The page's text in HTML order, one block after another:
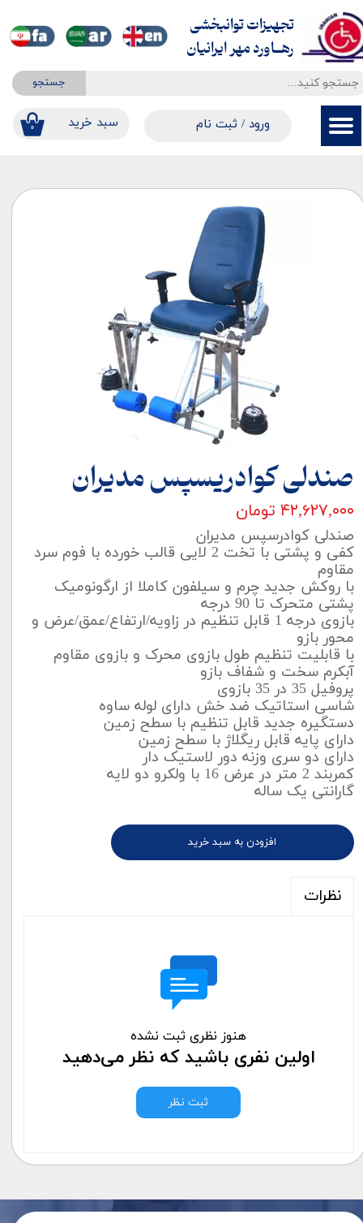
جستجو
۰ ​​سبد خرید ورود / ثبت نام
حساب کاربری من
سفارشات
خروج از حساب کاربری
تجهیزات توانبخشی
​​​​​​​رهــاورد مهر ایرانیان
صندلی کوادریسپس مدیران
۴۲,۶۲۷,۰۰۰ تومان
صندلی کوادرسپس مدیران
کفی و پشتی با تخت 2 لایی قالب خورده با فوم سرد
مقاوم
با روکش جدید چرم و سیلفون کاملا از ارگونومیک
پشتی متحرک تا 90 درجه
بازوی درجه 1 قابل تنظیم در زاویه/ارتفاع/عمق/عرض و
محور بازو
با قابلیت تنظیم طول بازوی محرک و بازوی مقاوم
آبکرم سخت و شفاف بازو
پروفیل 35 در 35 بازوی
شاسی استاتیک ضد خش دارای لوله ساوه
دستگیره جدید قابل تنظیم با سطح زمین
دارای پایه قابل ریگلاژ با سطح زمین
دارای دو سری وزنه دور لاستیک دار
کمربند 2 متر در عرض 16 با ولکرو دو لایه
گارانتی یک ساله
افزودن به سبد خرید
نظرات
هنوز نظری ثبت نشده
اولین نفری باشید که نظر می‌دهید
ثبت نظر